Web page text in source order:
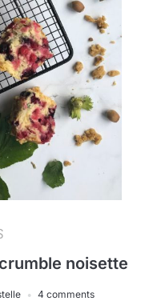
noisette
4 comments